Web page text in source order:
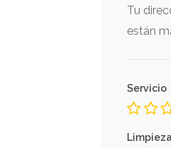
Tu
están
Servicio
Limpieza